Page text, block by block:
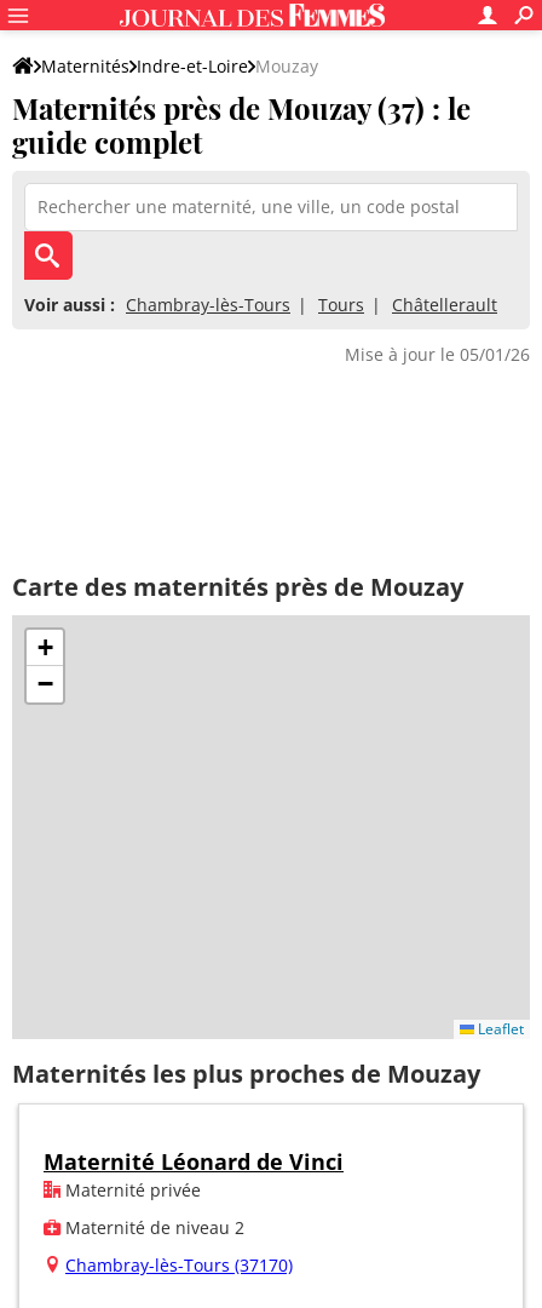
Maternités Indre-et-Loire Mouzay
Maternités près de Mouzay (37) : le
guide complet
Voir aussi : Chambray-lès-Tours Tours Châtellerault
Mise à jour le 05/01/26
Carte des maternités près de Mouzay
+
−
Leaflet
Maternités les plus proches de Mouzay
Maternité Léonard de Vinci
Maternité privée
Maternité de niveau 2
Chambray-lès-Tours (37170)